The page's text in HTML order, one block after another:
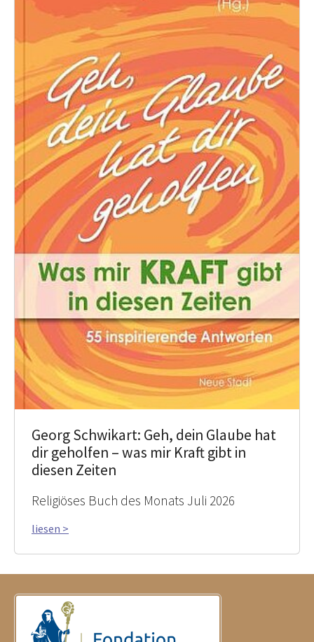
Georg Schwikart: Geh, dein Glaube hat
dir geholfen – was mir Kraft gibt in
diesen Zeiten
Religiöses Buch des Monats Juli 2026
liesen >